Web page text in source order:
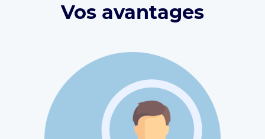
Vos avantages